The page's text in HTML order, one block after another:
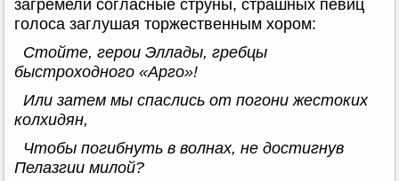
загремели согласные струны, страшных певиц
голоса заглушая торжественным хором:
Стойте, герои Эллады, гребцы
быстроходного «Арго»!
Или затем мы спаслись от погони жестоких
колхидян,
Чтобы погибнуть в волнах, не достигнув
Пелазгии милой?